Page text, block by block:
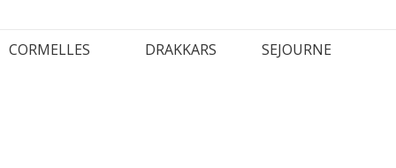
CORMELLES DRAKKARS SEJOURNE